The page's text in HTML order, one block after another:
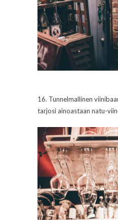
16. Tunnelmallinen
tarjosi ainoastaan natu-